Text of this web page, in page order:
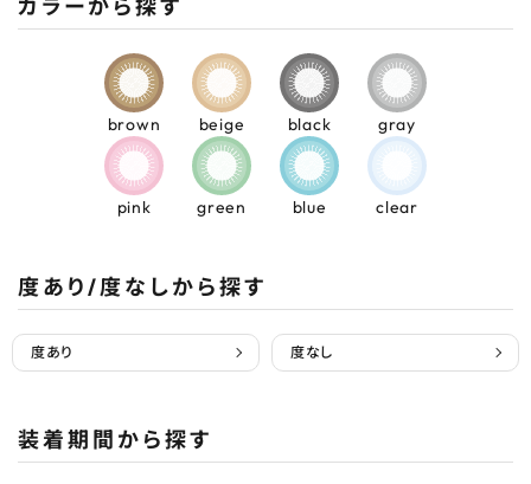
カラーから探す
brown beige black gray
pink green blue clear
度あり/度なしから探す
度あり 度なし
装着期間から探す